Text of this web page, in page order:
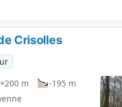
l'Aisne, puis traverse à
du Canal de l'Oise au
Annel. Elle file ensuite vers
sur Clairoix et finir à
Crisolles
+200 m
-195 m